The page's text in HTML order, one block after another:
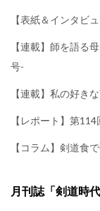
【表紙＆インタビ
【連載】師を語る
号-
【連載】私の好き
【レポート】第
【コラム】剣道食
月刊誌「剣道時